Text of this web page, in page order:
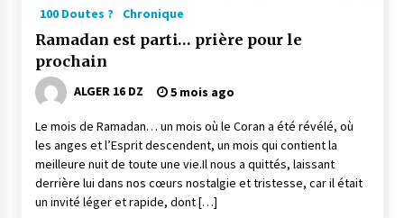
Carte Chiffa : Mise à jour au niveau des
5 jours ago
La Gendarmerie nationale lance ses comptes
officiels sur les réseaux sociaux
1 semaine ago
100 Doutes ? Chronique
Ramadan est parti… prière pour le
prochain
ALGER 16 DZ 5 mois ago
Le mois de Ramadan… un mois où le Coran a été révélé, où
les anges et l’Esprit descendent, un mois qui contient la
meilleure nuit de toute une vie.Il nous a quittés, laissant
derrière lui dans nos cœurs nostalgie et tristesse, car il était
un invité léger et rapide, dont […]